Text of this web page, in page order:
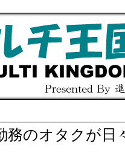
務のオタクが日